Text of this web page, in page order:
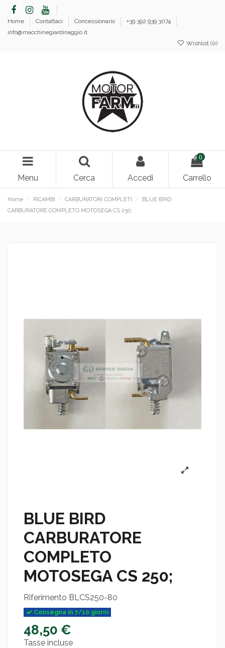
Home Contattaci Concessionario
+39 392 939 3074
info@macchinegiardinaggio.it
Wishlist (0)
Menu Cerca Accedi
0
Carrello
Home RICAMBI CARBURATORI COMPLETI
BLUE BIRD
CARBURATORE COMPLETO MOTOSEGA CS 250;
BLUE BIRD
CARBURATORE
COMPLETO
MOTOSEGA CS 250;
Riferimento BLCS250-80
Consegna in 7/10 giorni
48,50 €
Tasse incluse